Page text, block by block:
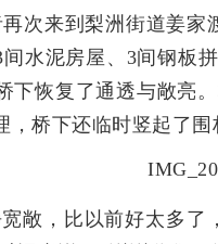
次来到梨洲街道姜
水泥房屋、3间钢板
下恢复了通透与敞亮
桥下还临时竖起了围
敞，比以前好太多